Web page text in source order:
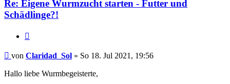
Re: Eigene Wurmzucht starten - Futter und
Schädlinge?!
Beitrag
von Claridad_Sol » So 18. Jul 2021, 19:56
Hallo liebe Wurmbegeisterte,